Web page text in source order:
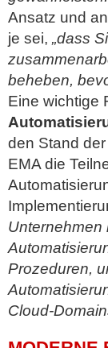
Ansatz und
je sei, „dass
beheben,
Eine wichtige
den Stand
EMA die
Unternehmen
Prozeduren,
Cloud-